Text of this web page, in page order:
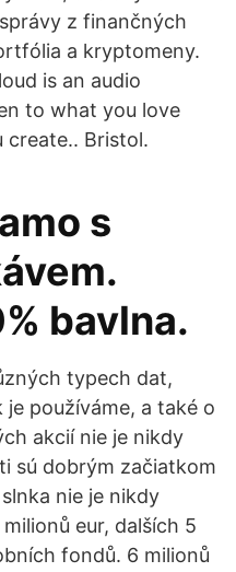
z finančných
a kryptomeny.
is an audio
to what you love
create.. Bristol.
s
bavlna.
typech dat,
používáme, a také o
akcií nie je nikdy
sú dobrým začiatkom
nie je nikdy
eur, dalších 5
fondů. 6 milionů